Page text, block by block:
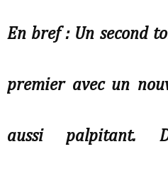
En bref : Un second
premier avec un
aussi palpitant.